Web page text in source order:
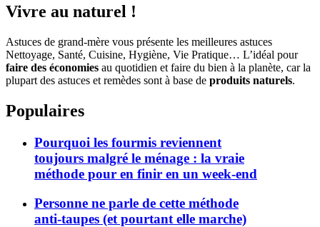
Vivre au naturel !
Astuces de grand-mère vous présente les meilleures astuces
Nettoyage, Santé, Cuisine, Hygiène, Vie Pratique… L’idéal pour
faire des économies au quotidien et faire du bien à la planète, car la
plupart des astuces et remèdes sont à base de produits naturels.
Populaires
Pourquoi les fourmis reviennent
toujours malgré le ménage : la vraie
méthode pour en finir en un week-end
Personne ne parle de cette méthode
anti-taupes (et pourtant elle marche)